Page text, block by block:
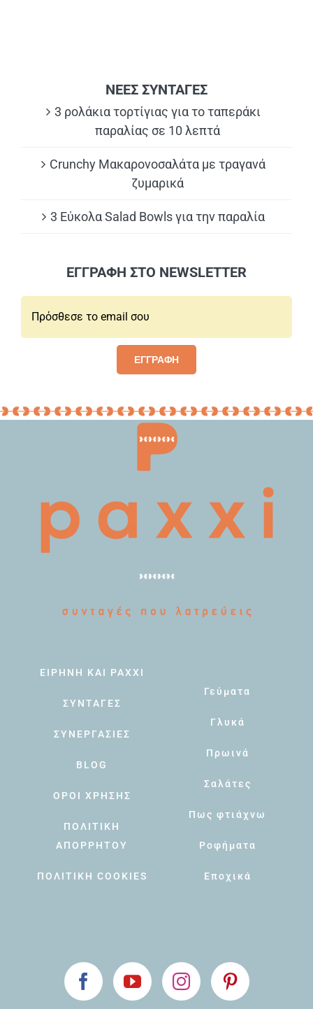
ΝΕΕΣ ΣΥΝΤΑΓΕΣ
3 ρολάκια τορτίγιας για το ταπεράκι
παραλίας σε 10 λεπτά
Crunchy Μακαρονοσαλάτα με τραγανά
ζυμαρικά
3 Εύκολα Salad Bowls για την παραλία
ΕΓΓΡΑΦΗ ΣΤΟ NEWSLETTER
ΕΓΓΡΑΦΗ
ΕΙΡΗΝΗ ΚΑΙ PAXXI
ΣΥΝΤΑΓΕΣ
ΣΥΝΕΡΓΑΣΙΕΣ
BLOG
ΟΡΟΙ ΧΡΗΣΗΣ
ΠΟΛΙΤΙΚΗ
ΑΠΟΡΡΗΤΟΥ
ΠΟΛΙΤΙΚΗ COOKIES
Γεύματα
Γλυκά
Πρωινά
Σαλάτες
Πως φτιάχνω
Ροφήματα
Εποχικά